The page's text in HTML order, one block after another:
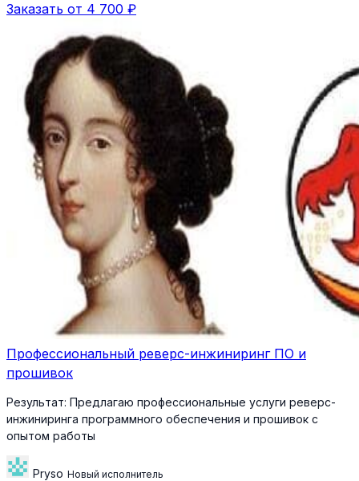
Заказать от 4 700 ₽
Профессиональный реверс-инжиниринг ПО и
прошивок
Результат: Предлагаю профессиональные услуги реверс-
инжиниринга программного обеспечения и прошивок с
опытом работы
Pryso Новый исполнитель